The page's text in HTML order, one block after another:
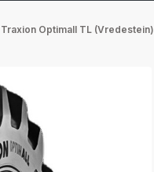
Optimall TL (Vredestein)